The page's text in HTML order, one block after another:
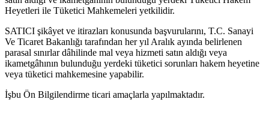
Heyetleri ile Tüketici Mahkemeleri yetkilidir.
SATICI şikâyet ve itirazları konusunda başvurularını, T.C. Sanayi
Ve Ticaret Bakanlığı tarafından her yıl Aralık ayında belirlenen
parasal sınırlar dâhilinde mal veya hizmeti satın aldığı veya
ikametgâhının bulunduğu yerdeki tüketici sorunları hakem heyetine
veya tüketici mahkemesine yapabilir.
İşbu Ön Bilgilendirme ticari amaçlarla yapılmaktadır.